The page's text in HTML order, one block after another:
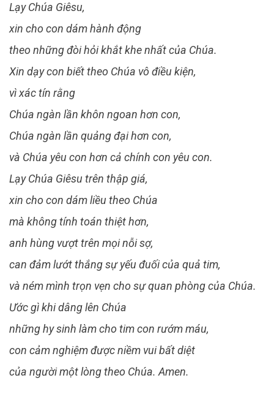
Lạy Chúa Giêsu,
xin cho con dám hành động
theo những đòi hỏi khắt khe nhất của Chúa.
Xin dạy con biết theo Chúa vô điều kiện,
vì xác tín rằng
Chúa ngàn lần khôn ngoan hơn con,
Chúa ngàn lần quảng đại hơn con,
và Chúa yêu con hơn cả chính con yêu con.
Lạy Chúa Giêsu trên thập giá,
xin cho con dám liều theo Chúa
mà không tính toán thiệt hơn,
anh hùng vượt trên mọi nỗi sợ,
can đảm lướt thắng sự yếu đuối của quả tim,
và ném mình trọn vẹn cho sự quan phòng của Chúa.
Ước gì khi dâng lên Chúa
những hy sinh làm cho tim con rướm máu,
con cảm nghiệm được niềm vui bất diệt
của người một lòng theo Chúa. Amen.